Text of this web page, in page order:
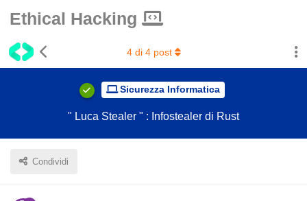
Ethical Hacking
Sicurezza Informatica
" Luca Stealer " : Infostealer di Rust
Condividi
4di 4post